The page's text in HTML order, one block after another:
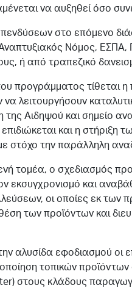
να αυξηθεί όσο
στο επόμενο
Νόμος, ΕΣΠΑ,
ή από τραπεζικό
προγράμματος τίθεται
λειτουργήσουν
της Αιδηψού και σημείο
και η στήριξη
στόχο την παράλληλη
τομέα, ο σχεδιασμός
εκσυγχρονισμό και
οι οποίες εκ των
των προϊόντων και
αλυσίδα εφοδιασμού οι
τοπικών
στους κλάδους